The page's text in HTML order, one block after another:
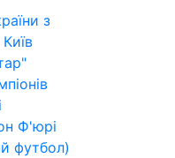
з
Ф'юрі
футбол)